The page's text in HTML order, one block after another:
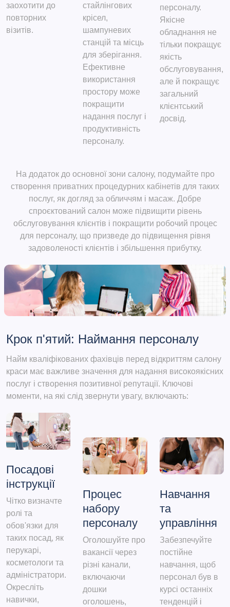
заохотити до
повторних
візитів.
стайлінгових
крісел,
шампуневих
станцій та місць
для зберігання.
Ефективне
використання
простору може
покращити
надання послуг і
продуктивність
персоналу.
персоналу.
Якісне
обладнання не
тільки покращує
якість
обслуговування,
але й покращує
загальний
клієнтський
досвід.
На додаток до основної зони салону, подумайте про
створення приватних процедурних кабінетів для таких
послуг, як догляд за обличчям і масаж. Добре
спроєктований салон може підвищити рівень
обслуговування клієнтів і покращити робочий процес
для персоналу, що призведе до підвищення рівня
задоволеності клієнтів і збільшення прибутку.
Крок п'ятий: Наймання персоналу
Найм кваліфікованих фахівців перед відкриттям салону
краси має важливе значення для надання високоякісних
послуг і створення позитивної репутації. Ключові
моменти, на які слід звернути увагу, включають:
Посадові
інструкції
Чітко визначте
ролі та
обов'язки для
таких посад, як
перукарі,
косметологи та
адміністратори.
Окресліть
навички,
Процес
набору
персоналу
Оголошуйте про
вакансії через
різні канали,
включаючи
дошки
оголошень,
Навчання
та
управління
Забезпечуйте
постійне
навчання, щоб
персонал був в
курсі останніх
тенденцій і